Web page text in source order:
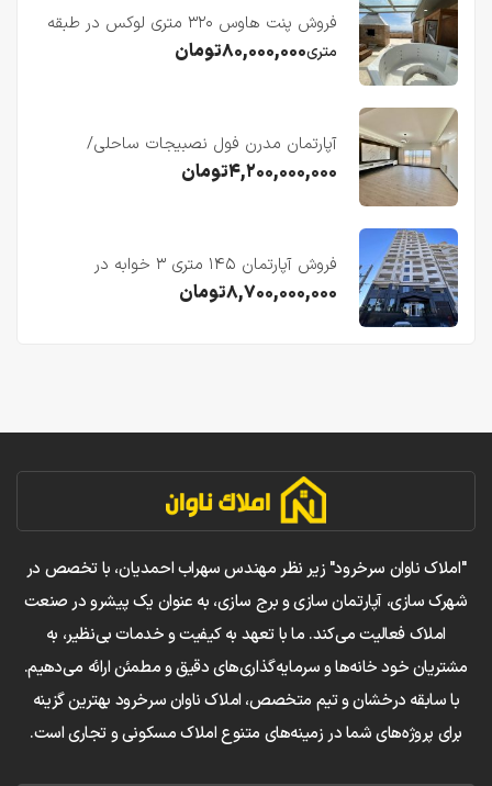
فروش پنت هاوس ۳۲۰ متری لوکس در طبقه
چهاردهم فریدونکنار
متری۸۰,۰۰۰,۰۰۰تومان
آپارتمان مدرن فول نصبیجات ساحلی/
فریدونکنار
۴,۲۰۰,۰۰۰,۰۰۰تومان
فروش آپارتمان ۱۴۵ متری ۳ خوابه در
فریدونکنار
۸,۷۰۰,۰۰۰,۰۰۰تومان
"املاک ناوان سرخرود" زیر نظر مهندس سهراب احمدیان، با تخصص در
شهرک سازی، آپارتمان سازی و برج سازی، به عنوان یک پیشرو در صنعت
املاک فعالیت می‌کند. ما با تعهد به کیفیت و خدمات بی‌نظیر، به
مشتریان خود خانه‌ها و سرمایه‌گذاری‌های دقیق و مطمئن ارائه می‌دهیم.
با سابقه درخشان و تیم متخصص، املاک ناوان سرخرود بهترین گزینه
برای پروژه‌های شما در زمینه‌های متنوع املاک مسکونی و تجاری است.